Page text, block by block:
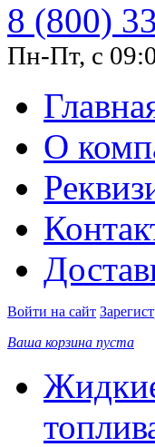
8 (800)
Пн-Пт, с
О
Войти на сайт
Ваша корзина пуста